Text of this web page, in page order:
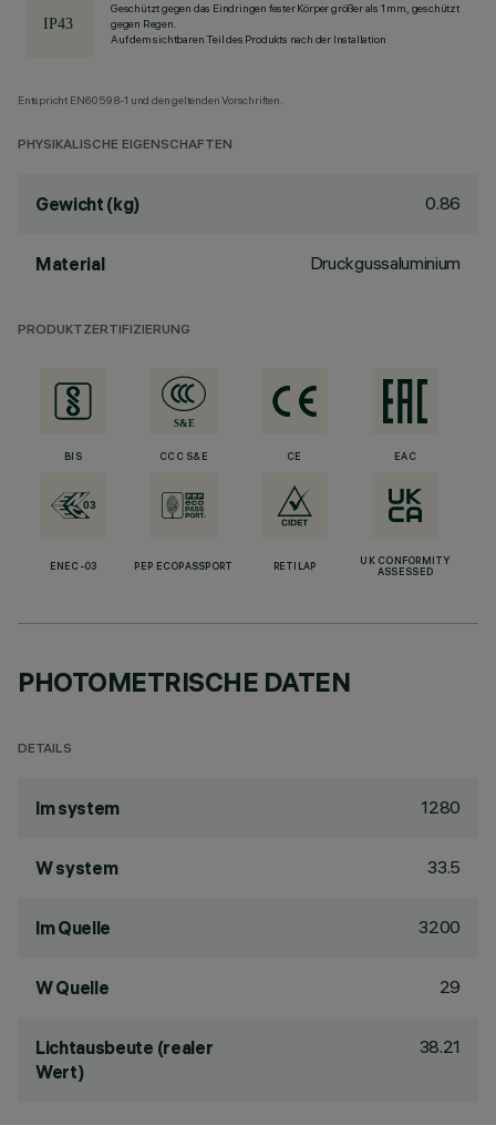
Geschützt gegen das Eindringen fester Körper größer als 1 mm, geschützt
gegen Regen.
Auf dem sichtbaren Teil des Produkts nach der Installation
Entspricht EN60598-1 und den geltenden Vorschriften.
PHYSIKALISCHE EIGENSCHAFTEN
Gewicht (kg) 0.86
Material Druckgussaluminium
PRODUKTZERTIFIZIERUNG
BIS CCC S&E CE EAC
ENEC-03 PEP ECOPASSPORT RETILAP
UK CONFORMITY
ASSESSED
PHOTOMETRISCHE DATEN
DETAILS
lm system 1280
W system 33.5
lm Quelle 3200
W Quelle 29
Lichtausbeute (realer
Wert)
38.21